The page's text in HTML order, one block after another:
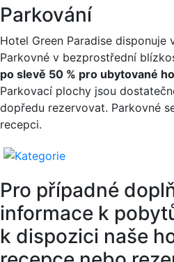
Parkování
Hotel Green Paradise disponuje
Parkovné v bezprostřední
po slevě 50 % pro ubytované
Parkovací plochy jsou
dopředu rezervovat. Parkovné
recepci.
Pro případné
informace k
k dispozici naše